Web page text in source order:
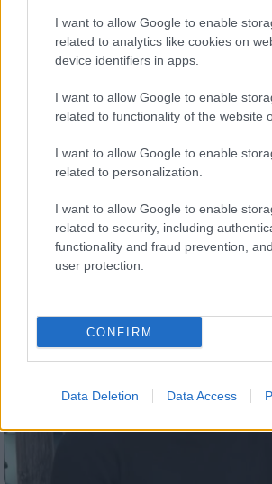
I want to allow Google to enable
related to analytics like cookies on
device identifiers in apps.
I want to allow Google to enable
related to functionality of the website
I want to allow Google to enable
related to personalization.
I want to allow Google to enable
related to security, including
functionality and fraud prevention,
user protection.
CONFIRM
Data Deletion Data Access
Η αδερφή του Μπάμπη
καταγγέλλει την Αγγελική
«διαφημιστικά κόλπα» και
«Ο Μπάμπης ποτέ δε χτύπησε
τραγούδι δεν ακούγεται
χαραλτηριστικά η Λίτσα